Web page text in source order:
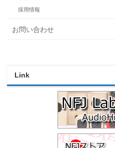
採用情報
お問い合わせ
Link